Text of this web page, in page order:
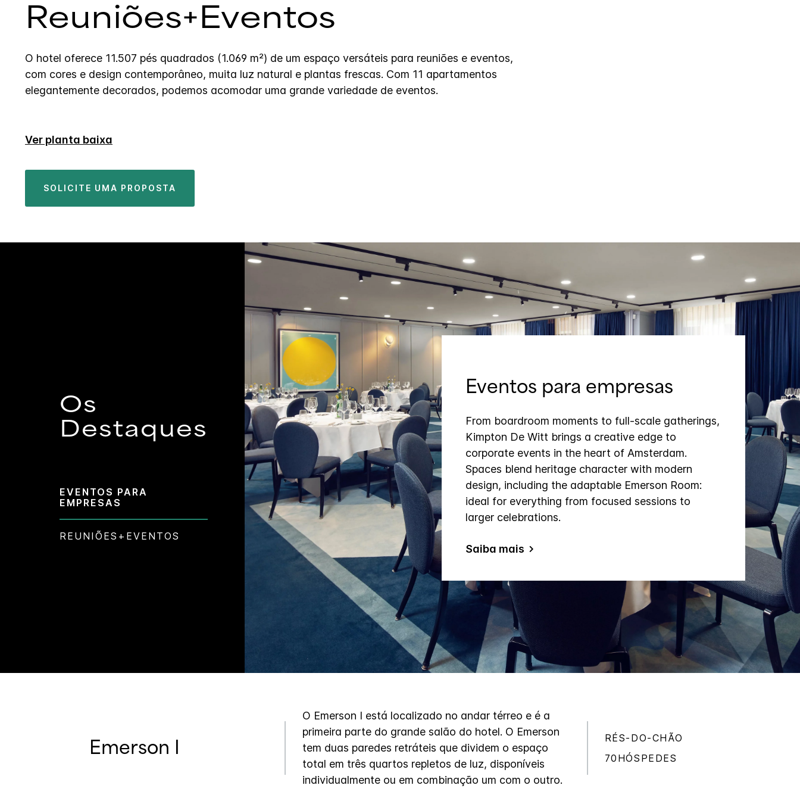
Reuniões+Eventos
O hotel oferece 11.507 pés quadrados (1.069 m²) de um espaço versáteis para reuniões e eventos,
com cores e design contemporâneo, muita luz natural e plantas frescas. Com 11 apartamentos
elegantemente decorados, podemos acomodar uma grande variedade de eventos.
Ver planta baixa
SOLICITE UMA PROPOSTA
Os
Destaques
EVENTOS PARA
EMPRESAS
REUNIÕES+EVENTOS
Eventos para empresas
From boardroom moments to full‑scale gatherings,
Kimpton De Witt brings a creative edge to
corporate events in the heart of Amsterdam.
Spaces blend heritage character with modern
design, including the adaptable Emerson Room:
ideal for everything from focused sessions to
larger celebrations.
Saiba mais
Emerson I
O Emerson I está localizado no andar térreo e é a
primeira parte do grande salão do hotel. O Emerson
tem duas paredes retráteis que dividem o espaço
total em três quartos repletos de luz, disponíveis
individualmente ou em combinação um com o outro.
RÉS-DO-CHÃO
70HÓSPEDES